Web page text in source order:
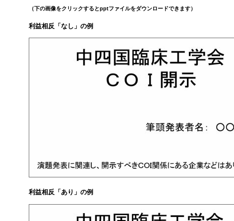
（下の画像をクリックするとpptファイルをダウンロードできます）
利益相反「なし」の例
利益相反「あり」の例